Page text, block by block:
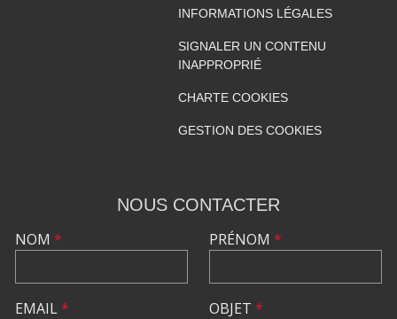
INFORMATIONS LÉGALES
SIGNALER UN CONTENU
INAPPROPRIÉ
CHARTE COOKIES
GESTION DES COOKIES
NOUS CONTACTER
NOM *
EMAIL*
PRÉNOM *
OBJET *